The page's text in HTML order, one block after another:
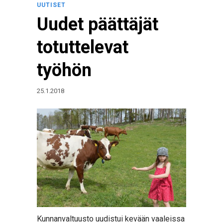
UUTISET
Uudet päättäjät
totuttelevat
työhön
25.1.2018
Kunnanvaltuusto uudistui kevään vaaleissa